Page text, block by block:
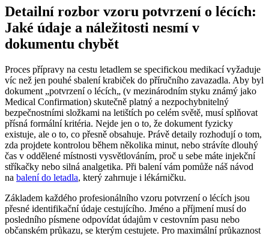
Detailní rozbor vzoru potvrzení o lécích:
Jaké údaje a náležitosti nesmí v
dokumentu chybět
Proces přípravy na cestu letadlem se specifickou medikací vyžaduje
víc než jen pouhé sbalení krabiček do příručního zavazadla. Aby byl
dokument „potvrzení o lécích„ (v mezinárodním styku známý jako
Medical Confirmation) skutečně platný a nezpochybnitelný
bezpečnostními složkami na letištích po celém světě, musí splňovat
přísná formální kritéria. Nejde jen o to, že dokument fyzicky
existuje, ale o to, co přesně obsahuje. Právě detaily rozhodují o tom,
zda projdete kontrolou během několika minut, nebo strávíte dlouhý
čas v oddělené místnosti vysvětlováním, proč u sebe máte injekční
stříkačky nebo silná analgetika. Při balení vám pomůže náš návod
na balení do letadla, který zahrnuje i lékárničku.
Základem každého profesionálního vzoru potvrzení o lécích jsou
přesné identifikační údaje cestujícího. Jméno a příjmení musí do
posledního písmene odpovídat údajům v cestovním pasu nebo
občanském průkazu, se kterým cestujete. Pro maximální průkaznost